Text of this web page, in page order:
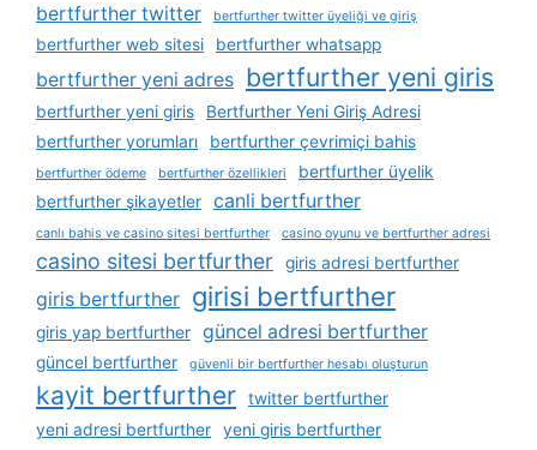
bertfurther twitter bertfurther twitter üyeliği ve giriş
bertfurther web sitesi bertfurther whatsapp
bertfurther yeni adres bertfurther yeni giris
bertfurther yeni giris
Bertfurther Yeni Giriş Adresi
bertfurther yorumları
bertfurther çevrimiçi bahis
bertfurther ödeme bertfurther özellikleri
bertfurther üyelik
bertfurther şikayetler
canli bertfurther
canlı bahis ve casino sitesi bertfurther casino oyunu ve bertfurther adresi
casino sitesi bertfurther giris adresi bertfurther
giris bertfurther girisi bertfurther
giris yap bertfurther güncel adresi bertfurther
güncel bertfurther güvenli bir bertfurther hesabı oluşturun
kayit bertfurther
twitter bertfurther
yeni adresi bertfurther
yeni giris bertfurther